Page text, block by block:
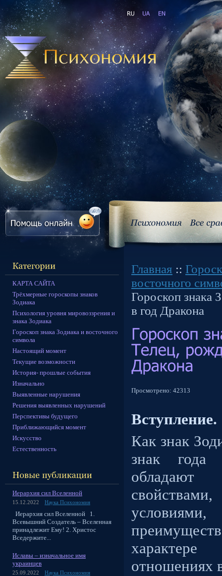
КАРТА САЙТА
Трёхмерные гороскопы знаков
Зодиака
Психология уровня мировоззрения и
знака Зодиака
Гороскоп знака Зодиака и восточного
символа
Настоящий момент
Текущие возможности
История- прошлые события
Изначально
Выявленные нарушения
Решения выявленных нарушений
Перспективы будущего
Приближающийся момент
Искусство
Естественность
Иерархия сил Вселенной
15.12.2022 Наука Психономия
Иерархия сил Вселенной 1.
Всевышний Создатель – Вселенная
принадлежит Ему! 2. Христос
Вседержите...
Иславы – изначальное имя
украинцев
25.09.2022 Наука Психономия
Главная ::
восточного
Гороскоп знака
в год Дракона
Просмотрено: 42313
Вступление.
Как знак
знак года
обладают
отношениях